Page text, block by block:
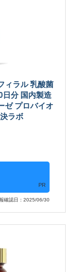
ィラル 乳酸菌
日分 国内製造
ゼ プロバイオ
ラボ
PR
確認日：2025/06/30